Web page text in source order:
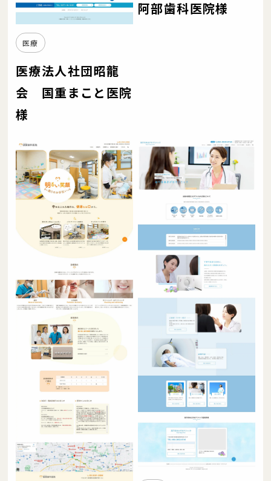
医療
医療法人社団昭龍
会 国重まこと医院
様
阿部歯科医院様